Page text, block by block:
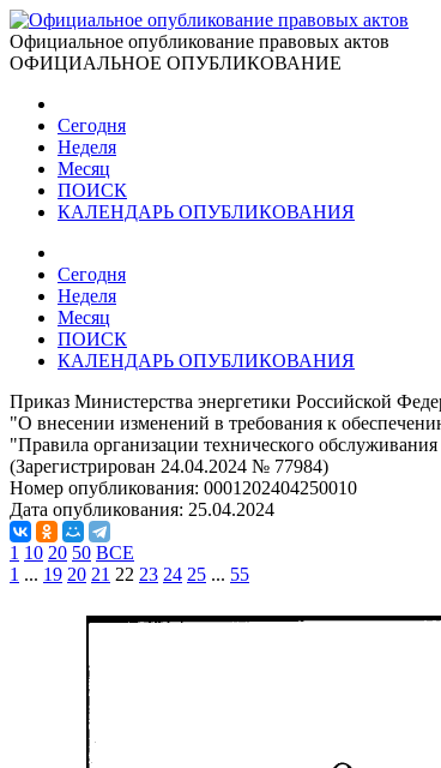
Официальное опубликование правовых актов
ОФИЦИАЛЬНОЕ ОПУБЛИКОВАНИЕ
Сегодня
Неделя
Месяц
ПОИСК
КАЛЕНДАРЬ ОПУБЛИКОВАНИЯ
Сегодня
Неделя
Месяц
ПОИСК
КАЛЕНДАРЬ ОПУБЛИКОВАНИЯ
Приказ Министерства энергетики Российской
"О внесении изменений в требования к
"Правила организации технического
(Зарегистрирован 24.04.2024 № 77984)
Номер опубликования: 0001202404250010
Дата опубликования: 25.04.2024
1 10 20 50 ВСЕ
1 ... 19 20 21 22 23 24 25 ... 55